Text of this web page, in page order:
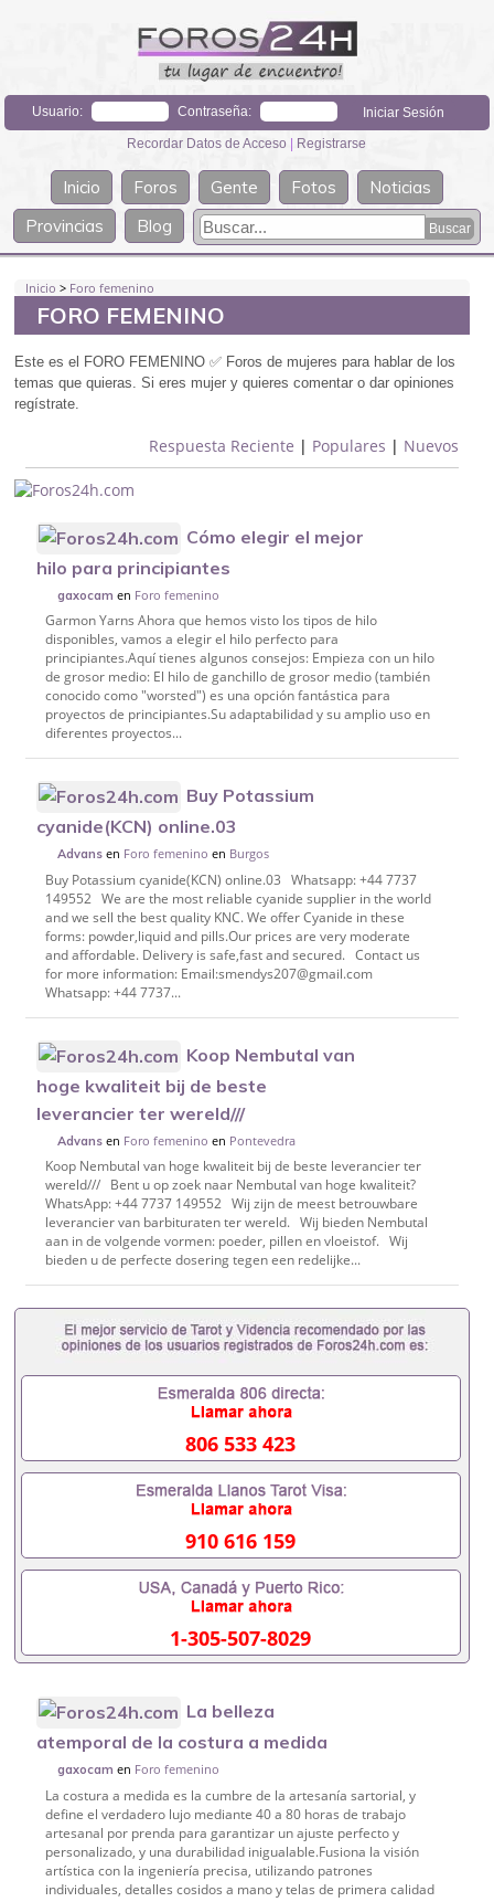
Usuario: Contraseña:
Recordar Datos de Acceso | Registrarse
Inicio Foros Gente Fotos
Noticias
Provincias
Blog
Inicio > Foro femenino
FORO FEMENINO
Este es el FORO FEMENINO✅ Foros de mujeres para hablar de los
temas que quieras. Si eres mujer y quieres comentar o dar opiniones
regístrate.
Respuesta Reciente | Populares | Nuevos
Cómo elegir el mejor
hilo para principiantes
gaxocam en Foro femenino
Garmon Yarns Ahora que hemos visto los tipos de hilo
disponibles, vamos a elegir el hilo perfecto para
principiantes.Aquí tienes algunos consejos: Empieza con un hilo
de grosor medio: El hilo de ganchillo de grosor medio (también
conocido como "worsted") es una opción fantástica para
proyectos de principiantes.Su adaptabilidad y su amplio uso en
diferentes proyectos...
Buy Potassium
cyanide(KCN) online.03
Advans en Foro femenino en Burgos
Buy Potassium cyanide(KCN) online.03 Whatsapp: +44 7737
149552 We are the most reliable cyanide supplier in the world
and we sell the best quality KNC. We offer Cyanide in these
forms: powder,liquid and pills.Our prices are very moderate
and affordable. Delivery is safe,fast and secured. Contact us
for more information: Email:smendys207@gmail.com
Whatsapp: +44 7737...
Koop Nembutal van
hoge kwaliteit bij de beste
leverancier ter wereld///
Advans en Foro femenino en Pontevedra
Koop Nembutal van hoge kwaliteit bij de beste leverancier ter
wereld/// Bent u op zoek naar Nembutal van hoge kwaliteit?
WhatsApp: +44 7737 149552 Wij zijn de meest betrouwbare
leverancier van barbituraten ter wereld. Wij bieden Nembutal
aan in de volgende vormen: poeder, pillen en vloeistof. Wij
bieden u de perfecte dosering tegen een redelijke...
806 533 423
910 616 159
1-305-507-8029
La belleza
atemporal de la costura a medida
gaxocam en Foro femenino
La costura a medida es la cumbre de la artesanía sartorial, y
define el verdadero lujo mediante 40 a 80 horas de trabajo
artesanal por prenda para garantizar un ajuste perfecto y
personalizado, y una durabilidad inigualable.Fusiona la visión
artística con la ingeniería precisa, utilizando patrones
individuales, detalles cosidos a mano y telas de primera calidad